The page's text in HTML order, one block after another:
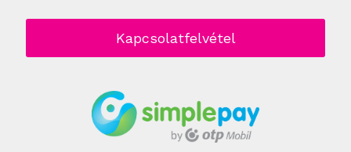
Kapcsolatfelvétel